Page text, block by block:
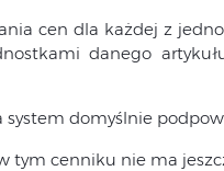
cen dla każdej z
danego
domyślnie
tym cenniku nie ma